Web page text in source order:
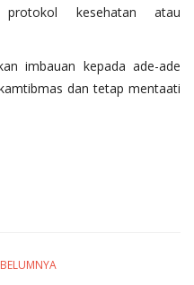
kesehatan atau
imbauan kepada ade-ade
dan tetap mentaati